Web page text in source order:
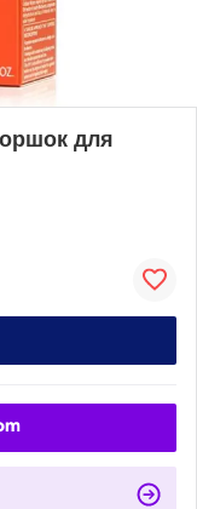
для